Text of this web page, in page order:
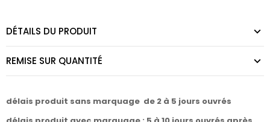
DÉTAILS DU PRODUIT
REMISE SUR QUANTITÉ
délais produit sans marquage de 2 à 5 jours ouvrés